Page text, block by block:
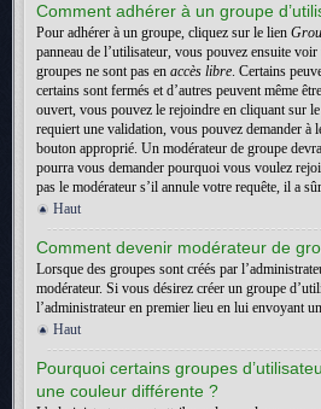
Comment adhérer à un groupe
Pour adhérer à un groupe, cliquez sur le lien
panneau de l’utilisateur, vous pouvez ensuite
groupes ne sont pas en accès libre. Certains
certains sont fermés et d’autres peuvent même
ouvert, vous pouvez le rejoindre en cliquant sur
requiert une validation, vous pouvez demander à
bouton approprié. Un modérateur de groupe
pourra vous demander pourquoi vous voulez
pas le modérateur s’il annule votre requête, il a
Haut
Comment devenir modérateur de
Lorsque des groupes sont créés par
modérateur. Si vous désirez créer un groupe
l’administrateur en premier lieu en lui envoyant
Haut
Pourquoi certains groupes
une couleur différente ?